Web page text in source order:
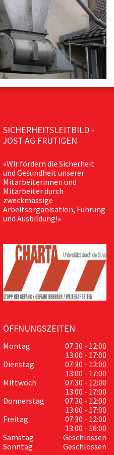
SICHERHEITSLEITBILD -
JOST AG FRUTIGEN
«Wir fördern die Sicherheit
und Gesundheit unserer
Mitarbeiterinnen und
Mitarbeiter durch
zweckmässige
Arbeitsorganisation, Führung
und Ausbildung!»
ÖFFNUNGSZEITEN
Montag
07:30 - 12:00
13:00 - 17:00
Dienstag
07:30 - 12:00
13:00 - 17:00
Mittwoch
07:30 - 12:00
13:00 - 17:00
Donnerstag
07:30 - 12:00
13:00 - 17:00
Freitag
07:30 - 12:00
13:00 - 16:00
Samstag
Geschlossen
Sonntag
Geschlossen